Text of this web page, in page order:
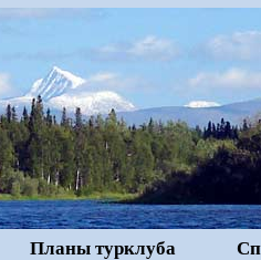
Планы турклуба